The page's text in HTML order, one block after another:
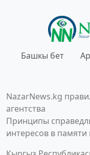
Башкы бет
NazarNews.kg
агентства
Принципы
интересов в памяти